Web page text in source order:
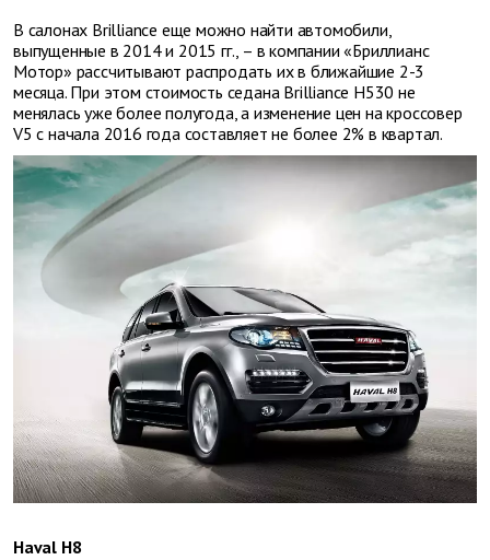
В салонах Brilliance еще можно найти автомобили,
выпущенные в 2014 и 2015 гг., – в компании «Бриллианс
Мотор» рассчитывают распродать их в ближайшие 2-3
месяца. При этом стоимость седана Brilliance Н530 не
менялась уже более полугода, а изменение цен на кроссовер
V5 с начала 2016 года составляет не более 2% в квартал.
Haval H8